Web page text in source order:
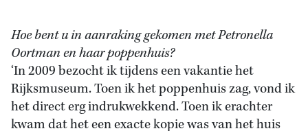
Hoe bent u in aanraking gekomen met Petronella
Oortman en haar poppenhuis?
‘In 2009 bezocht ik tijdens een vakantie het
Rijksmuseum. Toen ik het poppenhuis zag, vond ik
het direct erg indrukwekkend. Toen ik erachter
kwam dat het een exacte kopie was van het huis